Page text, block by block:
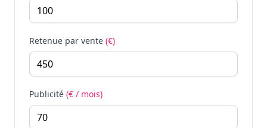
Retenue par vente (€)
Publicité (€ / mois)